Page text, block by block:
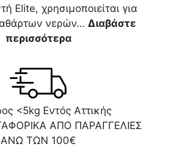
Elite, χρησιμοποιείται για
νερών… Διαβάστε
περισσότερα
<5kg Εντός Αττικής
ΑΠΟ ΠΑΡΑΓΓΕΛΙΕΣ
ΑΝΩ ΤΩΝ 100€